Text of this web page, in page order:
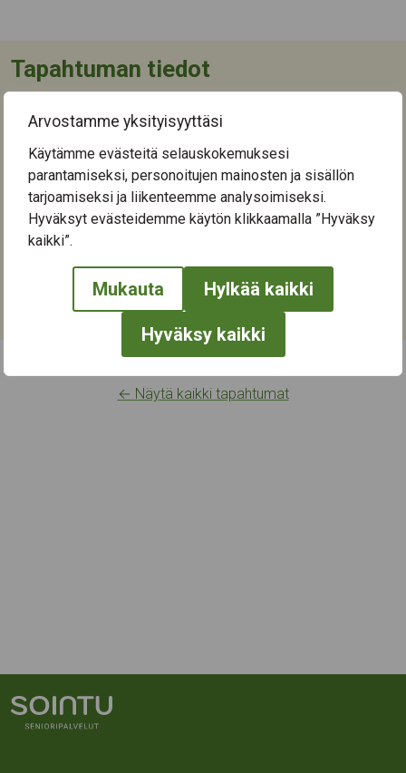
Arvostamme yksityisyyttäsi
Käytämme evästeitä selauskokemuksesi
parantamiseksi, personoitujen mainosten ja sisällön
tarjoamiseksi ja liikenteemme analysoimiseksi.
Hyväksyt evästeidemme käytön klikkaamalla ”Hyväksy
kaikki”.
Mukauta Hylkää kaikki
Hyväksy kaikki
Tapahtuman tiedot
Tapahtuma päättyi to 7.11.2024
Seuraava tapahtuma-aika
Tapahtumapaikka:
Kuuselakeskus
Nuolialantie 46
Kirjallisuus,Kulttuuri
← Näytä kaikki tapahtumat